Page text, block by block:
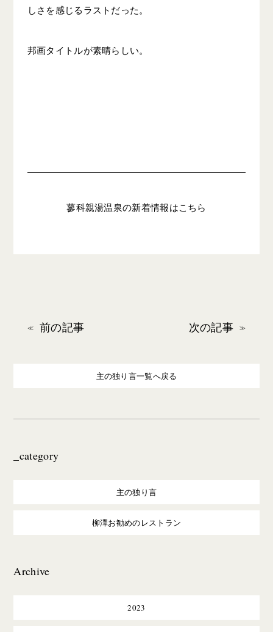
しさを感じるラストだった。
邦画タイトルが素晴らしい。
蓼科親湯温泉の新着情報はこちら
前の記事 次の記事
主の独り言一覧へ戻る
_category
主の独り言
柳澤お勧めのレストラン
Archive
2023